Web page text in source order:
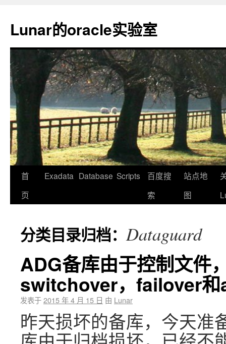
Lunar的oracle实验室
首
页
Exadata Database Scripts
百度搜
索
站点地
图
分类目录归档：Dataguard
ADG备库由于控制文件
switchover，failover
发表于2015 年 4 月 15 日 由 Lunar
昨天损坏的备库，今天准